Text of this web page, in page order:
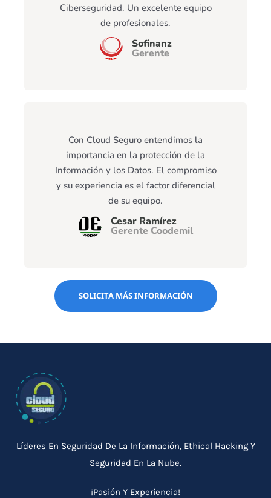
Ciberseguridad. Un excelente equipo
de profesionales.
Sofinanz
Gerente
Con Cloud Seguro entendimos la
importancia en la protección de la
Información y los Datos. El compromiso
y su experiencia es el factor diferencial
de su equipo.
Cesar Ramírez
Gerente Coodemil
SOLICITA MÁS INFORMACIÓN
Líderes En Seguridad De La Información, Ethical Hacking Y
Seguridad En La Nube.
¡Pasión Y Experiencia!